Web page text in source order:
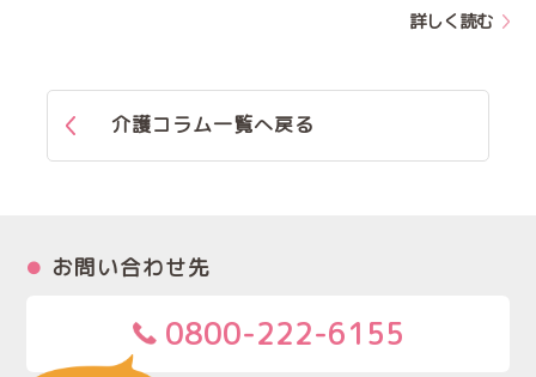
詳しく読む
介護コラム一覧へ戻る
お問い合わせ先
0800-222-6155